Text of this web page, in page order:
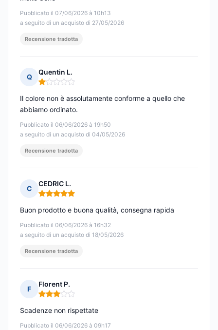
Pubblicato il 07/06/2026 à 10h13
a seguito di un acquisto di 27/05/2026
Recensione tradotta
Q
Quentin L.
Nota: 1 su 5
Pubblicato il 06/06/2026 à 19h50
a seguito di un acquisto di 04/05/2026
Il colore non è assolutamente conforme a quello che
abbiamo ordinato.
Recensione tradotta
C
CEDRIC L.
Nota: 5 su 5
Pubblicato il 06/06/2026 à 16h32
a seguito di un acquisto di 18/05/2026
Buon prodotto e buona qualità, consegna rapida
Recensione tradotta
F
Florent P.
Nota: 3 su 5
Pubblicato il 06/06/2026 à 09h17
Scadenze non rispettate